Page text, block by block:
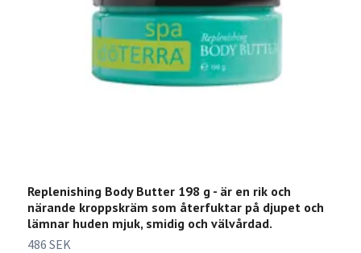
Replenishing Body Butter 198 g - är en rik och
närande kroppskräm som återfuktar på djupet och
lämnar huden mjuk, smidig och välvårdad.
486 SEK